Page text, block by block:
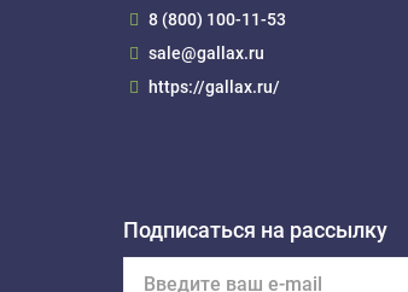
8 (800) 100-11-53
sale@gallax.ru
https://gallax.ru/
Подписаться на рассылку